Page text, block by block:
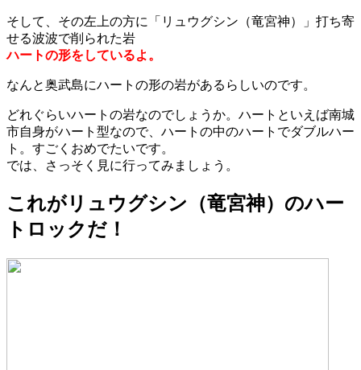
そして、その左上の方に「リュウグシン（竜宮神）」打ち寄
せる波波で削られた岩
ハートの形をしているよ。
なんと奥武島にハートの形の岩があるらしいのです。
どれぐらいハートの岩なのでしょうか。ハートといえば南城
市自身がハート型なので、ハートの中のハートでダブルハー
ト。すごくおめでたいです。
では、さっそく見に行ってみましょう。
これがリュウグシン（竜宮神）のハー
トロックだ！